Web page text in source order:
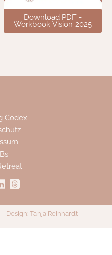
Download PDF -
Workbook Vision 2025
Codex
Design: Tanja Reinhardt